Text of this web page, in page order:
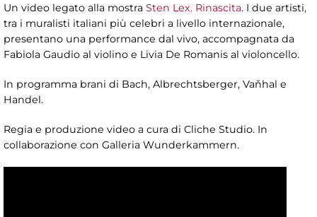
Un video legato alla mostra Sten Lex. Rinascita. I due artisti,
tra i muralisti italiani più celebri a livello internazionale,
presentano una performance dal vivo, accompagnata da
Fabiola Gaudio al violino e Livia De Romanis al violoncello.
In programma brani di Bach, Albrechtsberger, Vaňhal e
Handel.
Regia e produzione video a cura di Cliche Studio. In
collaborazione con Galleria Wunderkammern.